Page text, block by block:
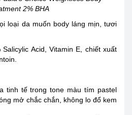
2% BHA
loại da muốn body láng mịn, tươi
Salicylic Acid, Vitamin E, chiết xuất
tinh tế trong tone màu tím pastel
mở chắc chắn, không lo đổ kem